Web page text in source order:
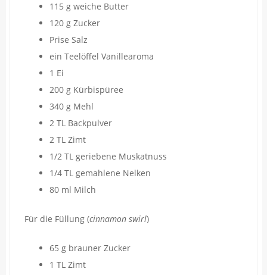
115 g weiche Butter
120 g Zucker
Prise Salz
ein Teelöffel Vanillearoma
1 Ei
200 g Kürbispüree
340 g Mehl
2 TL Backpulver
2 TL Zimt
1/2 TL geriebene Muskatnuss
1/4 TL gemahlene Nelken
80 ml Milch
Für die Füllung (cinnamon swirl)
65 g brauner Zucker
1 TL Zimt